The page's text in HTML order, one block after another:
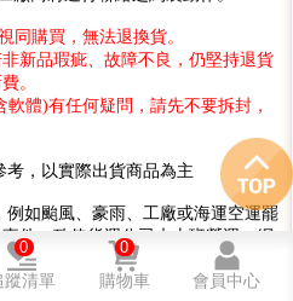
購買，無法退換貨。
新品瑕疵、故障不良，仍堅持退貨
。
體)有任何疑問，請先不要拆封，
，以實際出貨商品為主
如颱風、豪雨、工廠或海運空運罷
件，致使貨運公司未上班營運，網
蹤清單
0
購物車
0
會員中心